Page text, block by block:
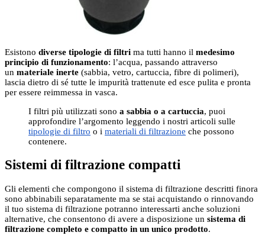
Esistono diverse tipologie di filtri ma tutti hanno il medesimo
principio di funzionamento: l’acqua, passando attraverso
un materiale inerte (sabbia, vetro, cartuccia, fibre di polimeri),
lascia dietro di sé tutte le impurità trattenute ed esce pulita e pronta
per essere reimmessa in vasca.
I filtri più utilizzati sono a sabbia o a cartuccia, puoi
approfondire l’argomento leggendo i nostri articoli sulle
tipologie di filtro o i materiali di filtrazione che possono
contenere.
Sistemi di filtrazione compatti
Gli elementi che compongono il sistema di filtrazione descritti finora
sono abbinabili separatamente ma se stai acquistando o rinnovando
il tuo sistema di filtrazione potranno interessarti anche soluzioni
alternative, che consentono di avere a disposizione un sistema di
filtrazione completo e compatto in un unico prodotto.